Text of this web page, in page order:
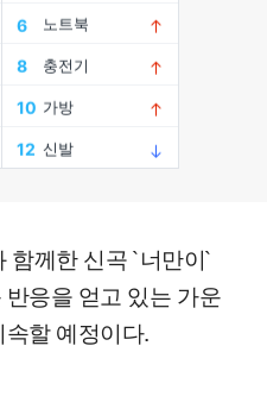
함께한 신곡 `너만이`
응을 얻고 있는 가운
할 예정이다.